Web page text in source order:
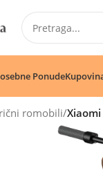
Ponude
romobili/